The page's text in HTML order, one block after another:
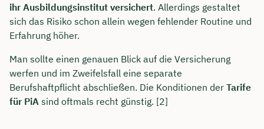
ihr Ausbildungsinstitut versichert. Allerdings gestaltet
sich das Risiko schon allein wegen fehlender Routine und
Erfahrung höher.
Man sollte einen genauen Blick auf die Versicherung
werfen und im Zweifelsfall eine separate
Berufshaftpflicht abschließen. Die Konditionen der Tarife
für PiA sind oftmals recht günstig. [2]